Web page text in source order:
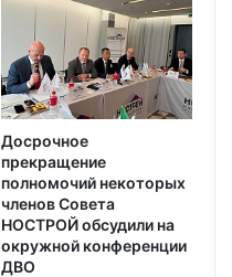
Досрочное
прекращение
полномочий некоторых
членов Совета
НОСТРОЙ обсудили на
окружной конференции
ДВО